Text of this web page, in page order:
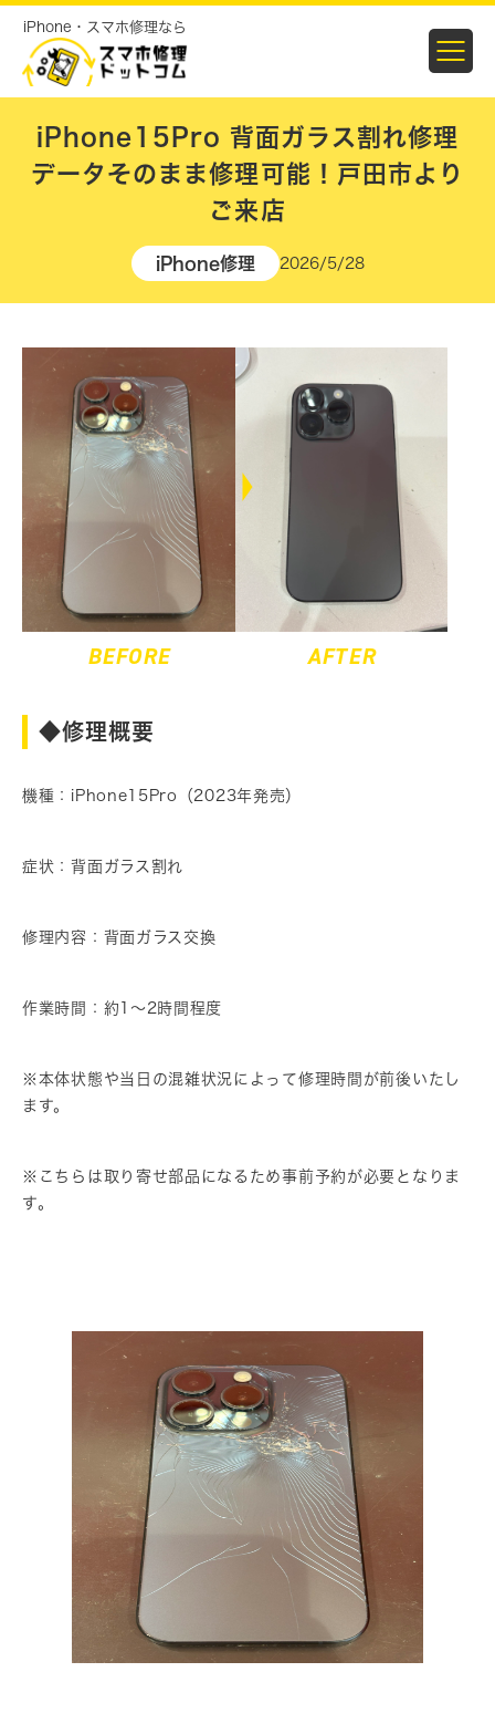
iPhone・スマホ修理なら
iPhone15Pro 背面ガラス割れ修理
データそのまま修理可能！戸田市より
ご来店
iPhone修理 2026/5/28
BEFORE AFTER
◆修理概要
機種：iPhone15Pro（2023年発売）
症状：背面ガラス割れ
修理内容：背面ガラス交換
作業時間：約1〜2時間程度
※本体状態や当日の混雑状況によって修理時間が前後いたし
ます。
※こちらは取り寄せ部品になるため事前予約が必要となりま
す。